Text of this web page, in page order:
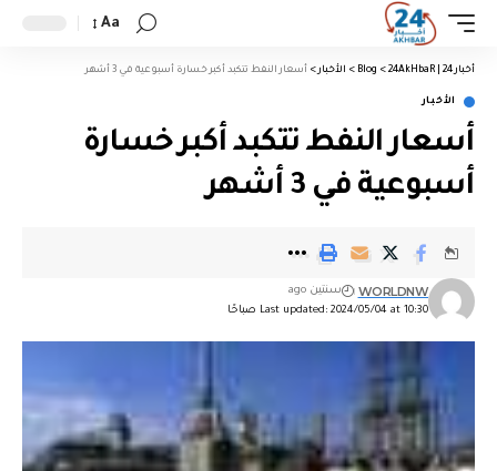
Aa
أخبار 24 | 24AkHbaR >
Blog
> الأخبار > أسعار النفط تتكبد أكبر خسارة أسبوعية في 3 أشهر
الأخبار
أسعار النفط تتكبد أكبر خسارة
أسبوعية في 3 أشهر
Last updated: 2024/05/04 at 10:30 صباحًا
WORLDNW سنتين ago